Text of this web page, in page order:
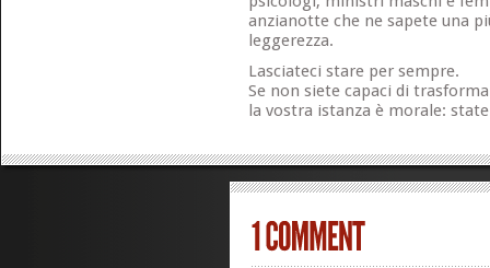
anzianotte che ne sapete una
leggerezza.
Lasciateci stare per sempre.
Se non siete capaci di
la vostra istanza è morale: